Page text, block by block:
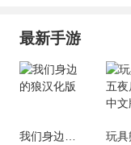
最新手游